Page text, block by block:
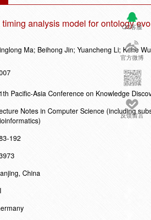
QQ客服
官方微博
反馈留言
timing analysis model for ontology
Ma; Beihong Jin; Yuancheng Li; Kehe Wu
Pacific-Asia Conference on Knowledge
Notes in Computer Science (including
192
China